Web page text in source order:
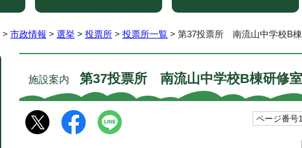
> 市政情報 > 選挙 > 投票所 > 投票所一覧 > 第37投票所 南流山中学校B
施設案内 第37投票所 南流山中学校B棟研修室
ページ番号